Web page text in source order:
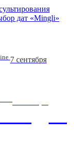
дат «Mingli»
7 сентября
11 ноября